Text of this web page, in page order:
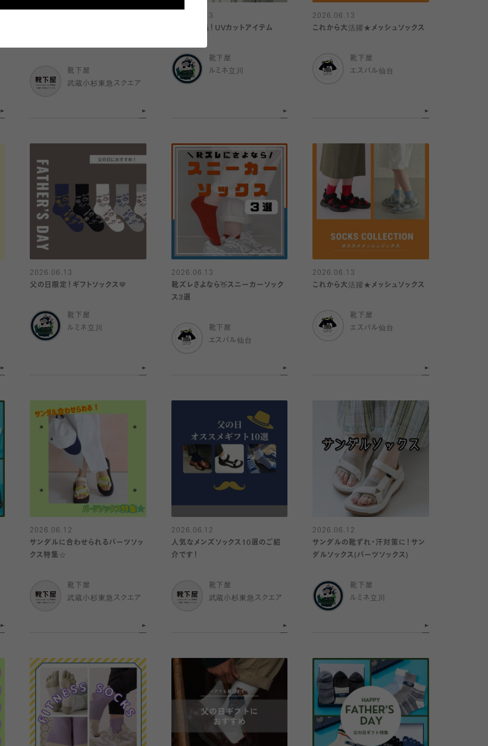
靴下屋
武蔵小杉東急スクエア
2026.06.13
夏の必需品！UVカットアイテム
靴下屋
ルミネ立川
2026.06.13
これから大活躍★メッシュソックス
靴下屋
エスパル仙台
2026.06.13
父の日限定！ギフトソックス🤎
靴下屋
ルミネ立川
2026.06.13
靴ズレさよなら👋スニーカーソック
ス3選
靴下屋
エスパル仙台
2026.06.13
これから大活躍★メッシュソックス
靴下屋
エスパル仙台
2026.06.12
サンダルに合わせられるパーツソッ
クス特集☆
靴下屋
武蔵小杉東急スクエア
2026.06.12
人気なメンズソックス10選のご紹
介です！
靴下屋
武蔵小杉東急スクエア
2026.06.12
サンダルの靴ずれ・汗対策に！サン
ダルソックス(パーツソックス)
靴下屋
ルミネ立川